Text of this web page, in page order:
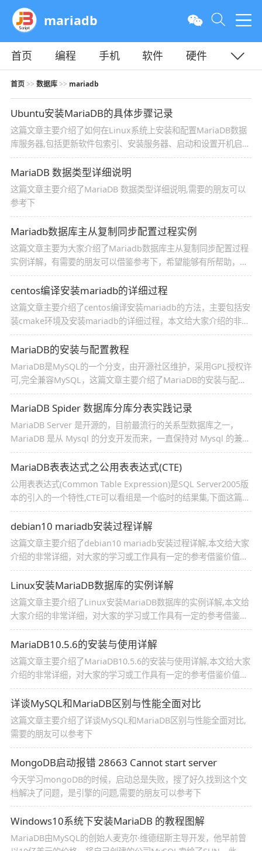
mariadb
首页 编程 手机 软件
硬件
教程
平面 服务器
首页>> 数据库>> mariadb
Ubuntu安装MariaDB的具体步骤记录
这篇文章主要介绍了如何在Linux系统上安装和配置MariaDB数据
库服务器,包括更新软件包索引、安装服务器、启动和设置开机启
动,以及运行安全设置向导,需要的朋友可以参考下
MariaDB 数据类型详细说明
这篇文章主要介绍了MariaDB 数据类型详细说明,需要的朋友可以
参考下
Mariadb数据库主从复制同步配置过程实例
这篇文章主要为大家介绍了Mariadb数据库主从复制同步配置过程
实例详解，有需要的朋友可以借鉴参考下，希望能够有所帮助，祝
大家多多进步，早日升职加薪
centos编译安装mariadb的详细过程
这篇文章主要介绍了centos编译安装mariadb的方法，主要包括安
装cmake环境及安装mariadb的详细过程，本文给大家介绍的非常
详细，对大家的学习或工作具有一定的参考借鉴价值,需要的朋友可
以参考下的相关资料
MariaDB的安装与配置教程
MariaDB是MySQL的一个分支，由开源社区维护，采用GPL授权许
可,完全兼容MySQL，这篇文章主要介绍了MariaDB的安装与配置,
需要的朋友可以参考下
MariaDB Spider 数据库分库分表实践记录
MariaDB Server 是开源的，目前最流行的关系型数据库之一，
MariaDB 是从 Mysql 的分支开发而来，一直保持对 Mysql 的兼容
性，这篇文章主要介绍了MariaDB Spider 数据库分库分表实践,需
要的朋友可以参考下
MariaDB表表达式之公用表表达式(CTE)
公用表表达式(Common Table Expression)是SQL Server2005版
本的引入的一个特性,CTE可以看组是一个临时的结果集,下面这篇文
章主要给大家介绍了关于MariaDB表表达式之公用表表达式(CTE)
的相关资料,需要的朋友可以参考下
debian10 mariadb安装过程详解
这篇文章主要介绍了debian10 mariadb安装过程详解,本文给大家
介绍的非常详细，对大家的学习或工作具有一定的参考借鉴价值，
需要的朋友可以参考下
Linux安装MariaDB数据库的实例详解
这篇文章主要介绍了Linux安装MariaDB数据库的实例详解,本文给
大家介绍的非常详细，对大家的学习或工作具有一定的参考借鉴价
值，需要的朋友可以参考下
MariaDB10.5.6的安装与使用详解
这篇文章主要介绍了MariaDB10.5.6的安装与使用详解,本文给大家
介绍的非常详细，对大家的学习或工作具有一定的参考借鉴价值，
需要的朋友可以参考下
详谈MySQL和MariaDB区别与性能全面对比
这篇文章主要介绍了详谈MySQL和MariaDB区别与性能全面对比,
需要的朋友可以参考下
MongoDB启动报错 28663 Cannot start server
今天学习mongoDB的时候，启动总是失败，搜了好久找到这个文
档解决了问题，是引擎的问题,需要的朋友可以参考下
Windows10系统下安装MariaDB 的教程图解
MariaDB由MySQL的创始人麦克尔·维德纽斯主导开发，他早前曾